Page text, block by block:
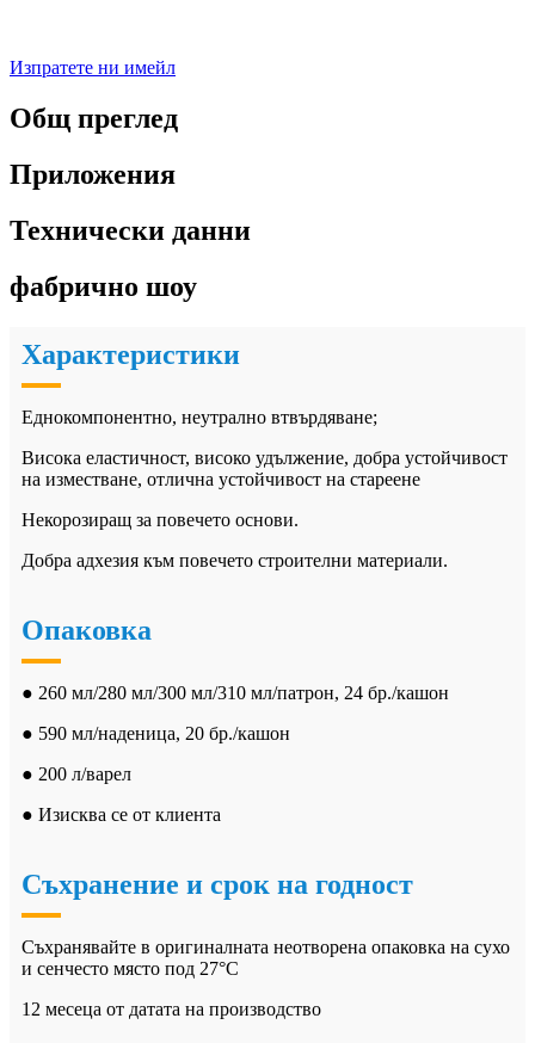
Изпратете ни имейл
Общ преглед
Приложения
Технически данни
фабрично шоу
Характеристики
Еднокомпонентно, неутрално втвърдяване;
Висока еластичност, високо удължение, добра устойчивост
на изместване, отлична устойчивост на стареене
Некорозиращ за повечето основи.
Добра адхезия към повечето строителни материали.
Опаковка
● 260 мл/280 мл/300 мл/310 мл/патрон, 24 бр./кашон
● 590 мл/наденица, 20 бр./кашон
● 200 л/варел
● Изисква се от клиента
Съхранение и срок на годност
Съхранявайте в оригиналната неотворена опаковка на сухо
и сенчесто място под 27°C
12 месеца от датата на производство